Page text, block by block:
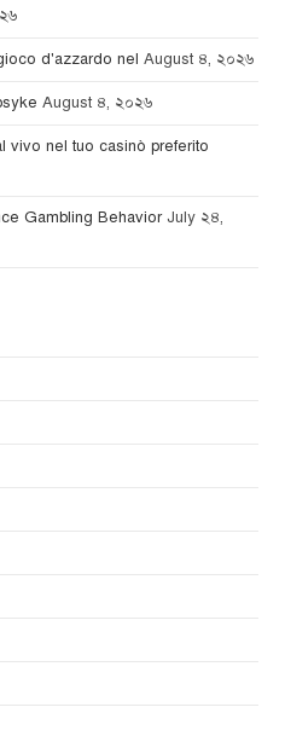
d'azzardo nel August ৪, ২০২৬
August ৪, ২০২৬
vivo nel tuo casinò preferito
Gambling Behavior July ২৪,